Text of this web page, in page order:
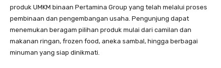
produk UMKM binaan Pertamina Group yang telah melalui proses
pembinaan dan pengembangan usaha. Pengunjung dapat
menemukan beragam pilihan produk mulai dari camilan dan
makanan ringan, frozen food, aneka sambal, hingga berbagai
minuman yang siap dinikmati.